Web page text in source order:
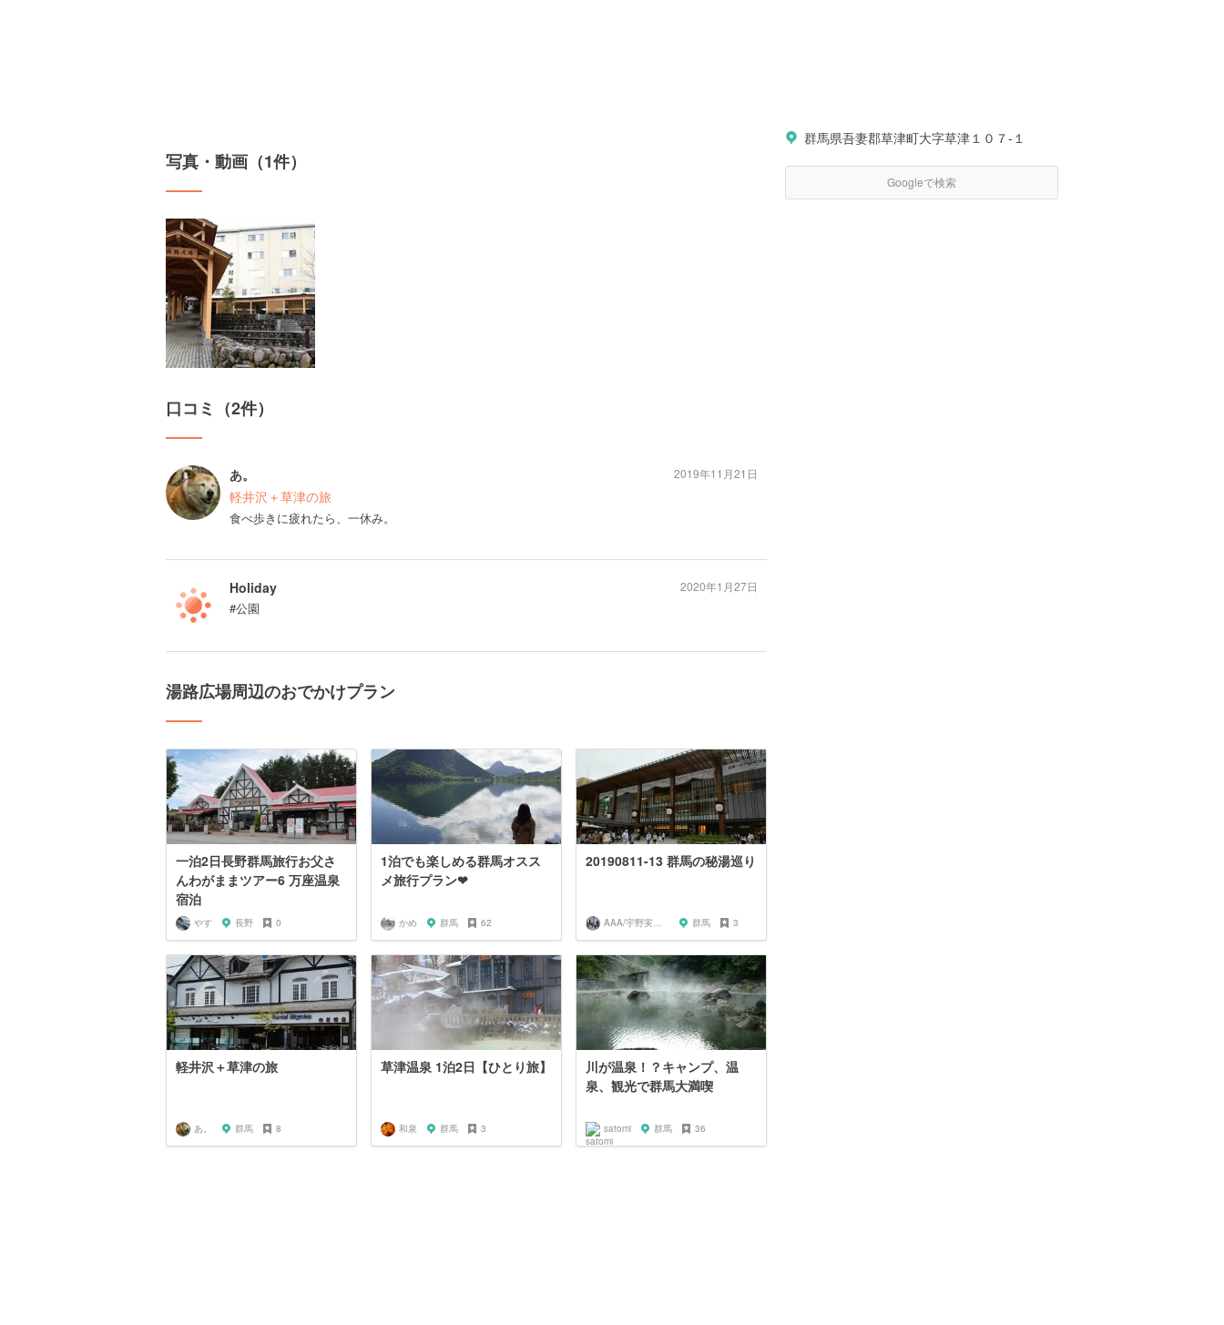
写真・動画（1件）
口コミ（2件）
あ。
軽井沢＋草津の旅
食べ歩きに疲れたら、一休み。
2019年11月21日
Holiday
#公園
2020年1月27日
湯路広場周辺のおでかけプラン
一泊2日長野群馬旅行お父さ
んわがままツアー6 万座温泉
宿泊
やす 長野 0
1泊でも楽しめる群馬オスス
メ旅行プラン❤
かめ 群馬 62
20190811-13 群馬の秘湯巡り
AAA/宇野実彩子推し 群馬 3
軽井沢＋草津の旅
あ。 群馬 8
草津温泉 1泊2日【ひとり旅】
和泉 群馬 3
川が温泉！？キャンプ、温
泉、観光で群馬大満喫
satomi 群馬 36
群馬県吾妻郡草津町大字草津１０７-１
Googleで検索